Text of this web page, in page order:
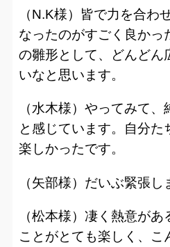
（N.K様）皆で力を合わ
なったのがすごく良かっ
の雛形として、どんどん
いなと思います。
（水木様）やってみて
と感じています。自分た
楽しかったです。
（矢部様）だいぶ緊張し
（松本様）凄く熱意が
ことがとても楽しく、こ